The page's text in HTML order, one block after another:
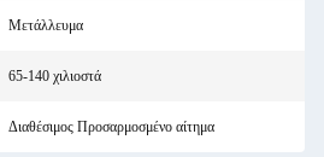
Μετάλλευμα
65-140 χιλιοστά
Διαθέσιμος Προσαρμοσμένο αίτημα